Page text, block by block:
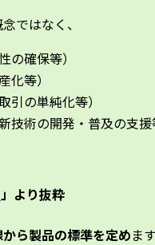
ではなく、
確保等）
等）
の単純化等）
技術の開発・普及の支
」より抜粋
ら製品の標準を定めま